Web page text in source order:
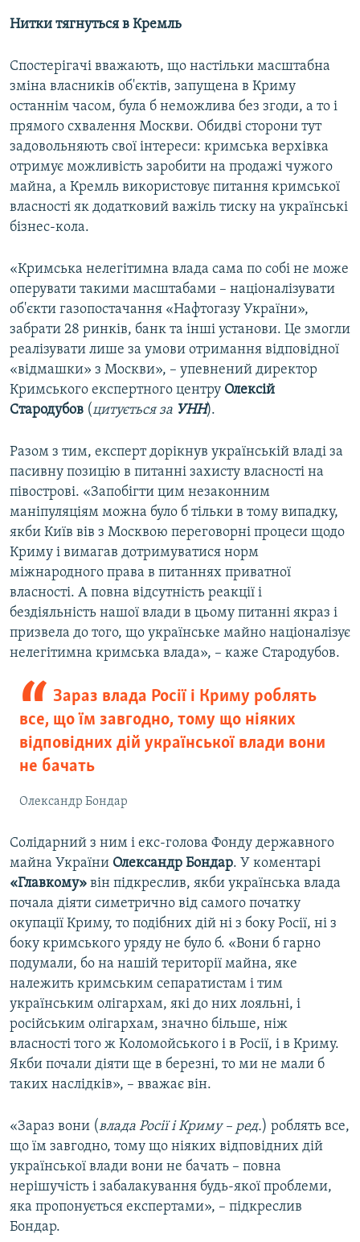
Нитки тягнуться в Кремль
Спостерігачі вважають, що настільки масштабна
зміна власників об'єктів, запущена в Криму
останнім часом, була б неможлива без згоди, а то і
прямого схвалення Москви. Обидві сторони тут
задовольняють свої інтереси: кримська верхівка
отримує можливість заробити на продажі чужого
майна, а Кремль використовує питання кримської
власності як додатковий важіль тиску на українські
бізнес-кола.
«Кримська нелегітимна влада сама по собі не може
оперувати такими масштабами – націоналізувати
об'єкти газопостачання «Нафтогазу України»,
забрати 28 ринків, банк та інші установи. Це змогли
реалізувати лише за умови отримання відповідної
«відмашки» з Москви», – упевнений директор
Кримського експертного центру Олексій
Стародубов (цитується за УНН).
Разом з тим, експерт дорікнув українській владі за
пасивну позицію в питанні захисту власності на
півострові. «Запобігти цим незаконним
маніпуляціям можна було б тільки в тому випадку,
якби Київ вів з Москвою переговорні процеси щодо
Криму і вимагав дотримуватися норм
міжнародного права в питаннях приватної
власності. А повна відсутність реакції і
бездіяльність нашої влади в цьому питанні якраз і
призвела до того, що українське майно націоналізує
нелегітимна кримська влада», – каже Стародубов.
Зараз влада Росії і Криму роблять
все, що їм завгодно, тому що ніяких
відповідних дій української влади вони
не бачать
Олександр Бондар
Солідарний з ним і екс-голова Фонду державного
майна України Олександр Бондар. У коментарі
«Главкому» він підкреслив, якби українська влада
почала діяти симетрично від самого початку
окупації Криму, то подібних дій ні з боку Росії, ні з
боку кримського уряду не було б. «Вони б гарно
подумали, бо на нашій території майна, яке
належить кримським сепаратистам і тим
українським олігархам, які до них лояльні, і
російським олігархам, значно більше, ніж
власності того ж Коломойського і в Росії, і в Криму.
Якби почали діяти ще в березні, то ми не мали б
таких наслідків», – вважає він.
«Зараз вони (влада Росії і Криму – ред.) роблять все,
що їм завгодно, тому що ніяких відповідних дій
української влади вони не бачать – повна
нерішучість і забалакування будь-якої проблеми,
яка пропонується експертами», – підкреслив
Бондар.